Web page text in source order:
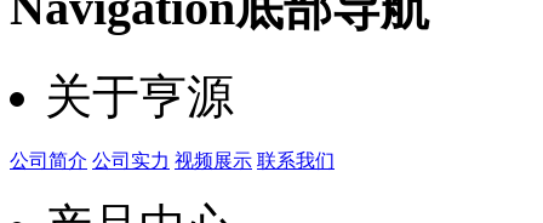
关于亨源
公司简介 公司实力 视频展示 联系我们